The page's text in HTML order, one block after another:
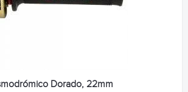
Dorado, 22mm